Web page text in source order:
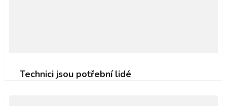
Technici jsou potřební lidé